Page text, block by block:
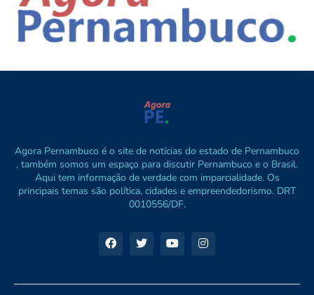
Agora Pernambuco é o site de notícias do estado de Pernambuco
, também somos um espaço para discutir Pernambuco e o Brasil.
Aqui tem informação de verdade com imparcialidade. Os
principais temas são política, cidades e empreendedorismo. DRT
0010556/DF.